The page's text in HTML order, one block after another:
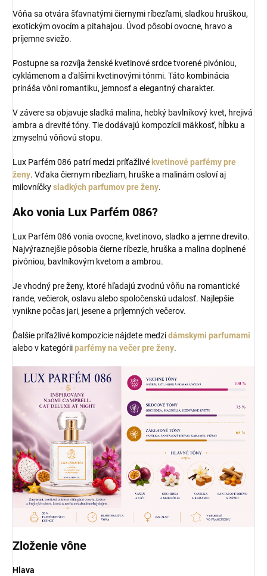
Vôňa sa otvára šťavnatými čiernymi ríbezľami, sladkou hruškou,
exotickým ovocím a pitahajou. Úvod pôsobí ovocne, hravo a
príjemne sviežo.
Postupne sa rozvíja ženské kvetinové srdce tvorené pivóniou,
cyklámenom a ďalšími kvetinovými tónmi. Táto kombinácia
prináša vôni romantiku, jemnosť a elegantný charakter.
V závere sa objavuje sladká malina, hebký bavlníkový kvet, hrejivá
ambra a drevité tóny. Tie dodávajú kompozícii mäkkosť, hĺbku a
zmyselnú vôňovú stopu.
Lux Parfém 086 patrí medzi príťažlivé kvetinové parfémy pre
ženy. Vďaka čiernym ríbezliam, hruške a malinám osloví aj
milovníčkysladkých parfumov pre ženy.
Ako vonia Lux Parfém 086?
Lux Parfém 086 vonia ovocne, kvetinovo, sladko a jemne drevito.
Najvýraznejšie pôsobia čierne ríbezle, hruška a malina doplnené
pivóniou, bavlníkovým kvetom a ambrou.
Je vhodný pre ženy, ktoré hľadajú zvodnú vôňu na romantické
rande, večierok, oslavu alebo spoločenskú udalosť. Najlepšie
vynikne počas jari, jesene a príjemných večerov.
Ďalšie príťažlivé kompozície nájdete medzidámskymi parfumami
alebo v kategóriiparfémy na večer pre ženy.
Zloženie vône
Hlava